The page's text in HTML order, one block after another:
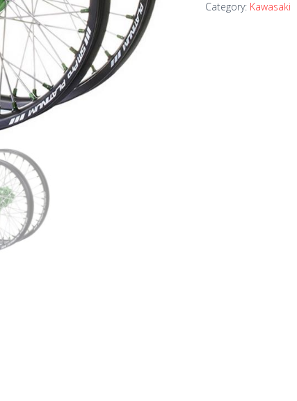
Category: Kawasaki